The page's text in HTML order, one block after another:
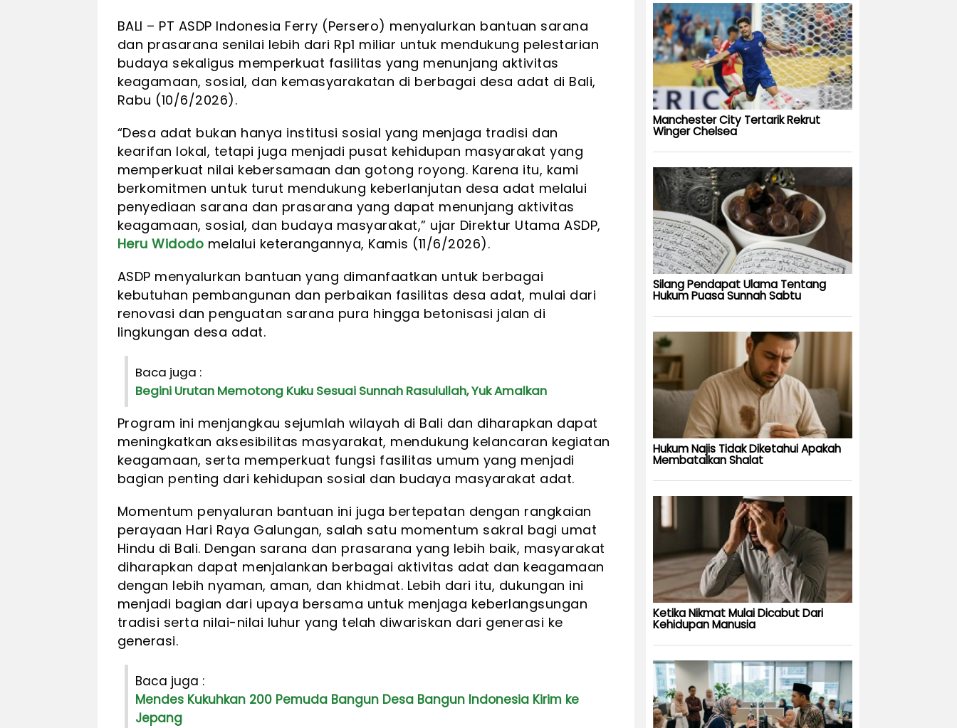
BALI – PT ASDP Indonesia Ferry (Persero) menyalurkan bantuan sarana
dan prasarana senilai lebih dari Rp1 miliar untuk mendukung pelestarian
budaya sekaligus memperkuat fasilitas yang menunjang aktivitas
keagamaan, sosial, dan kemasyarakatan di berbagai desa adat di Bali,
Rabu (10/6/2026).
“Desa adat bukan hanya institusi sosial yang menjaga tradisi dan
kearifan lokal, tetapi juga menjadi pusat kehidupan masyarakat yang
memperkuat nilai kebersamaan dan gotong royong. Karena itu, kami
berkomitmen untuk turut mendukung keberlanjutan desa adat melalui
penyediaan sarana dan prasarana yang dapat menunjang aktivitas
keagamaan, sosial, dan budaya masyarakat,” ujar Direktur Utama ASDP,
Heru Widodo melalui keterangannya, Kamis (11/6/2026).
ASDP menyalurkan bantuan yang dimanfaatkan untuk berbagai
kebutuhan pembangunan dan perbaikan fasilitas desa adat, mulai dari
renovasi dan penguatan sarana pura hingga betonisasi jalan di
lingkungan desa adat.
Baca juga :
Begini Urutan Memotong Kuku Sesuai Sunnah Rasulullah, Yuk Amalkan
Program ini menjangkau sejumlah wilayah di Bali dan diharapkan dapat
meningkatkan aksesibilitas masyarakat, mendukung kelancaran kegiatan
keagamaan, serta memperkuat fungsi fasilitas umum yang menjadi
bagian penting dari kehidupan sosial dan budaya masyarakat adat.
Momentum penyaluran bantuan ini juga bertepatan dengan rangkaian
perayaan Hari Raya Galungan, salah satu momentum sakral bagi umat
Hindu di Bali. Dengan sarana dan prasarana yang lebih baik, masyarakat
diharapkan dapat menjalankan berbagai aktivitas adat dan keagamaan
dengan lebih nyaman, aman, dan khidmat. Lebih dari itu, dukungan ini
menjadi bagian dari upaya bersama untuk menjaga keberlangsungan
tradisi serta nilai-nilai luhur yang telah diwariskan dari generasi ke
generasi.
Baca juga :
Mendes Kukuhkan 200 Pemuda Bangun Desa Bangun Indonesia Kirim ke
Jepang
Manchester City Tertarik Rekrut
Winger Chelsea
Silang Pendapat Ulama Tentang
Hukum Puasa Sunnah Sabtu
Hukum Najis Tidak Diketahui Apakah
Membatalkan Shalat
Ketika Nikmat Mulai Dicabut Dari
Kehidupan Manusia